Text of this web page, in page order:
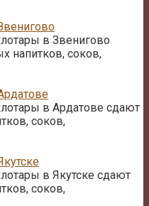
в Звенигово
напитков, соков,
в Ардатове сдают
соков,
в Якутске сдают
соков,